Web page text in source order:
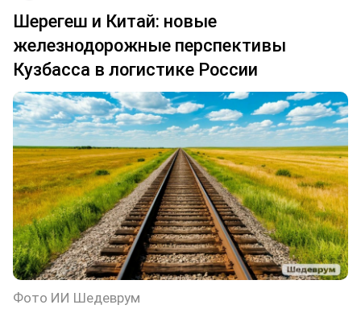
Шерегеш и Китай: новые
железнодорожные перспективы
Кузбасса в логистике России
Фото ИИ Шедеврум